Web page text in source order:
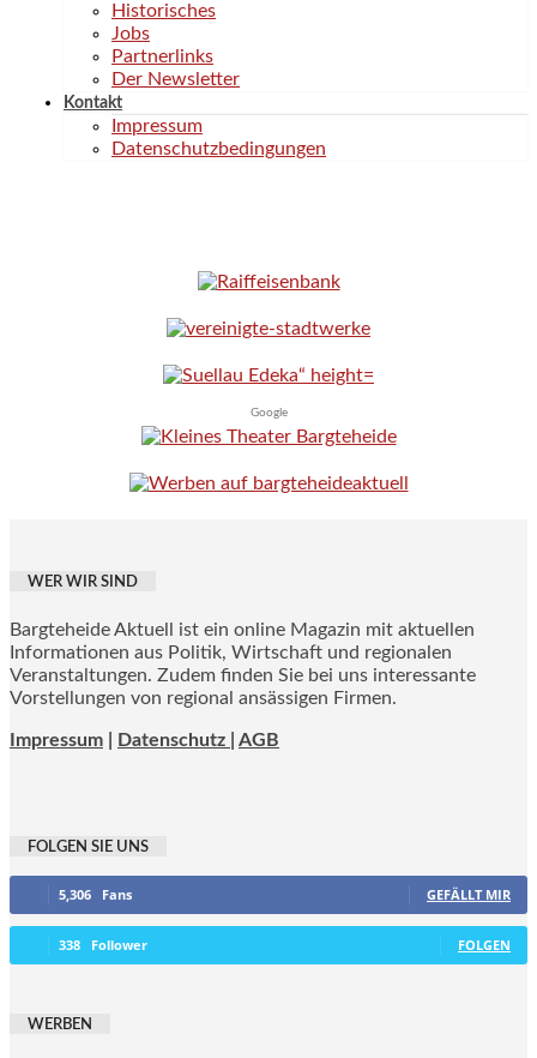
Historisches
Jobs
Partnerlinks
Der Newsletter
Kontakt
Impressum
Datenschutzbedingungen
Google
WER WIR SIND
Bargteheide Aktuell ist ein online Magazin mit aktuellen
Informationen aus Politik, Wirtschaft und regionalen
Veranstaltungen. Zudem finden Sie bei uns interessante
Vorstellungen von regional ansässigen Firmen.
Impressum Datenschutz | AGB
FOLGEN SIE UNS
5,306 Fans GEFÄLLT MIR
338 Follower FOLGEN
WERBEN